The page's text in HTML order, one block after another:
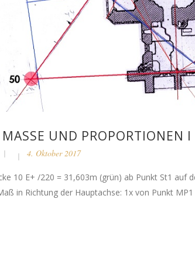
UND PROPORTIONEN I
4. Oktober 2017
10 E+ /220 = 31,603m (grün) ab Punkt St1 auf
in Richtung der Haupt­achse: 1x von Punkt